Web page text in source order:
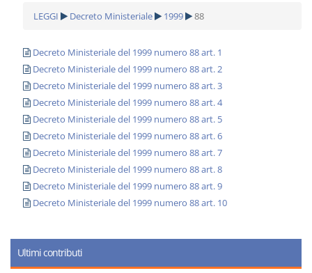
LEGGI Decreto Ministeriale 1999 88
Decreto Ministeriale del 1999 numero 88 art. 1
Decreto Ministeriale del 1999 numero 88 art. 2
Decreto Ministeriale del 1999 numero 88 art. 3
Decreto Ministeriale del 1999 numero 88 art. 4
Decreto Ministeriale del 1999 numero 88 art. 5
Decreto Ministeriale del 1999 numero 88 art. 6
Decreto Ministeriale del 1999 numero 88 art. 7
Decreto Ministeriale del 1999 numero 88 art. 8
Decreto Ministeriale del 1999 numero 88 art. 9
Decreto Ministeriale del 1999 numero 88 art. 10
Ultimi contributi